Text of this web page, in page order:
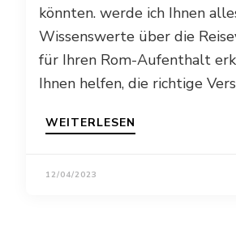
könnten. werde ich Ihnen
Wissenswerte über die
für Ihren Rom-Aufenthalt
Ihnen helfen, die richtige
WEITERLESEN
12/04/2023